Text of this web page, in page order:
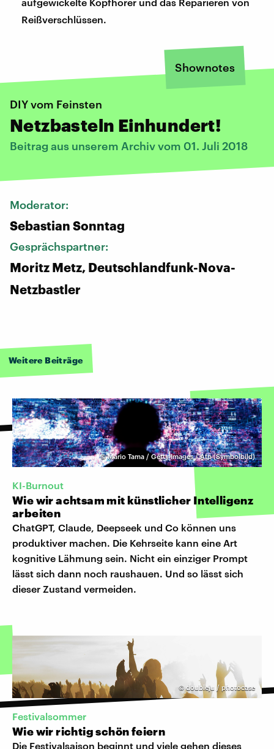
Reißverschlüssen.
Shownotes
DIY vom Feinsten
Netzbasteln Einhundert!
Beitrag aus unserem Archiv vom 01. Juli 2018
Moderator:
Sebastian Sonntag
Gesprächspartner:
Moritz Metz, Deutschlandfunk-Nova-
Netzbastler
Weitere Beiträge
©Mario Tama / Getty Images / Afp (Symbolbild)
KI-Burnout
Wie wir achtsam mit künstlicher Intelligenz
arbeiten
ChatGPT, Claude, Deepseek und Co können uns
produktiver machen. Die Kehrseite kann eine Art
kognitive Lähmung sein. Nicht ein einziger Prompt
lässt sich dann noch raushauen. Und so lässt sich
dieser Zustand vermeiden.
©doubleju / photocase
Festivalsommer
Wie wir richtig schön feiern
Die Festivalsaison beginnt und viele gehen dieses